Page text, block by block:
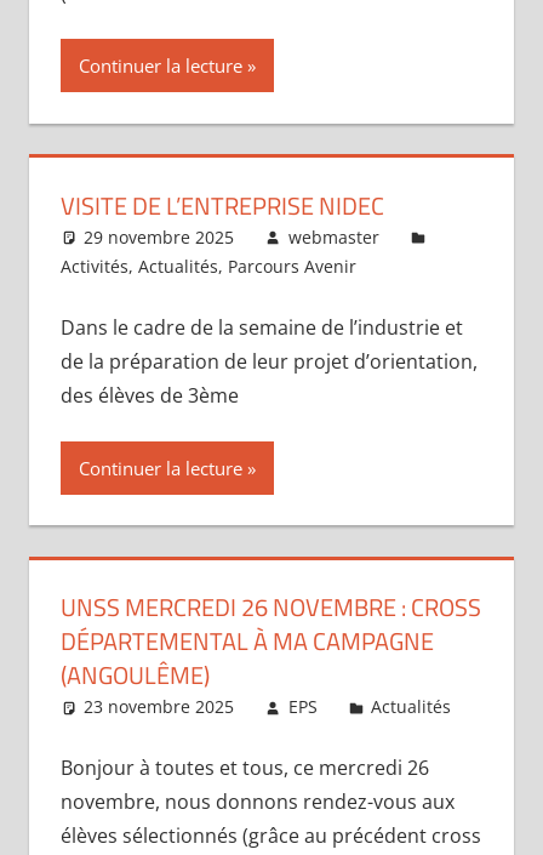
Continuer la lecture
VISITE DE L’ENTREPRISE NIDEC
29 novembre 2025
webmaster
Activités, Actualités, Parcours Avenir
Dans le cadre de la semaine de l’industrie et
de la préparation de leur projet d’orientation,
des élèves de 3ème
Continuer la lecture
UNSS MERCREDI 26 NOVEMBRE : CROSS
DÉPARTEMENTAL À MA CAMPAGNE
(ANGOULÊME)
23 novembre 2025 EPS Actualités
Bonjour à toutes et tous, ce mercredi 26
novembre, nous donnons rendez-vous aux
élèves sélectionnés (grâce au précédent cross